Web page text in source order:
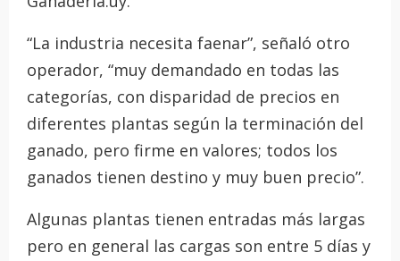
“La industria necesita faenar”, señaló otro
operador, “muy demandado en todas las
categorías, con disparidad de precios en
diferentes plantas según la terminación del
ganado, pero firme en valores; todos los
ganados tienen destino y muy buen precio”.
Algunas plantas tienen entradas más largas
pero en general las cargas son entre 5 días y